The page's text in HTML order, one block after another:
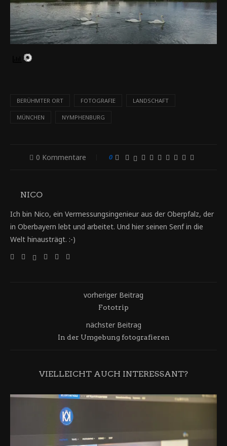
BERÜHMTER ORT FOTOGRAFIE LANDSCHAFT
MÜNCHEN NYMPHENBURG
0 Kommentare 0
NICO
Ich bin Nico, ein Vermessungsingenieur aus der Oberpfalz, der
in Oberbayern lebt und arbeitet. Und hier seinen Senf in die
Welt hinausträgt. :-)
vorheriger Beitrag
Fototrip
nächster Beitrag
In der Umgebung fotografieren
VIELLEICHT AUCH INTERESSANT?